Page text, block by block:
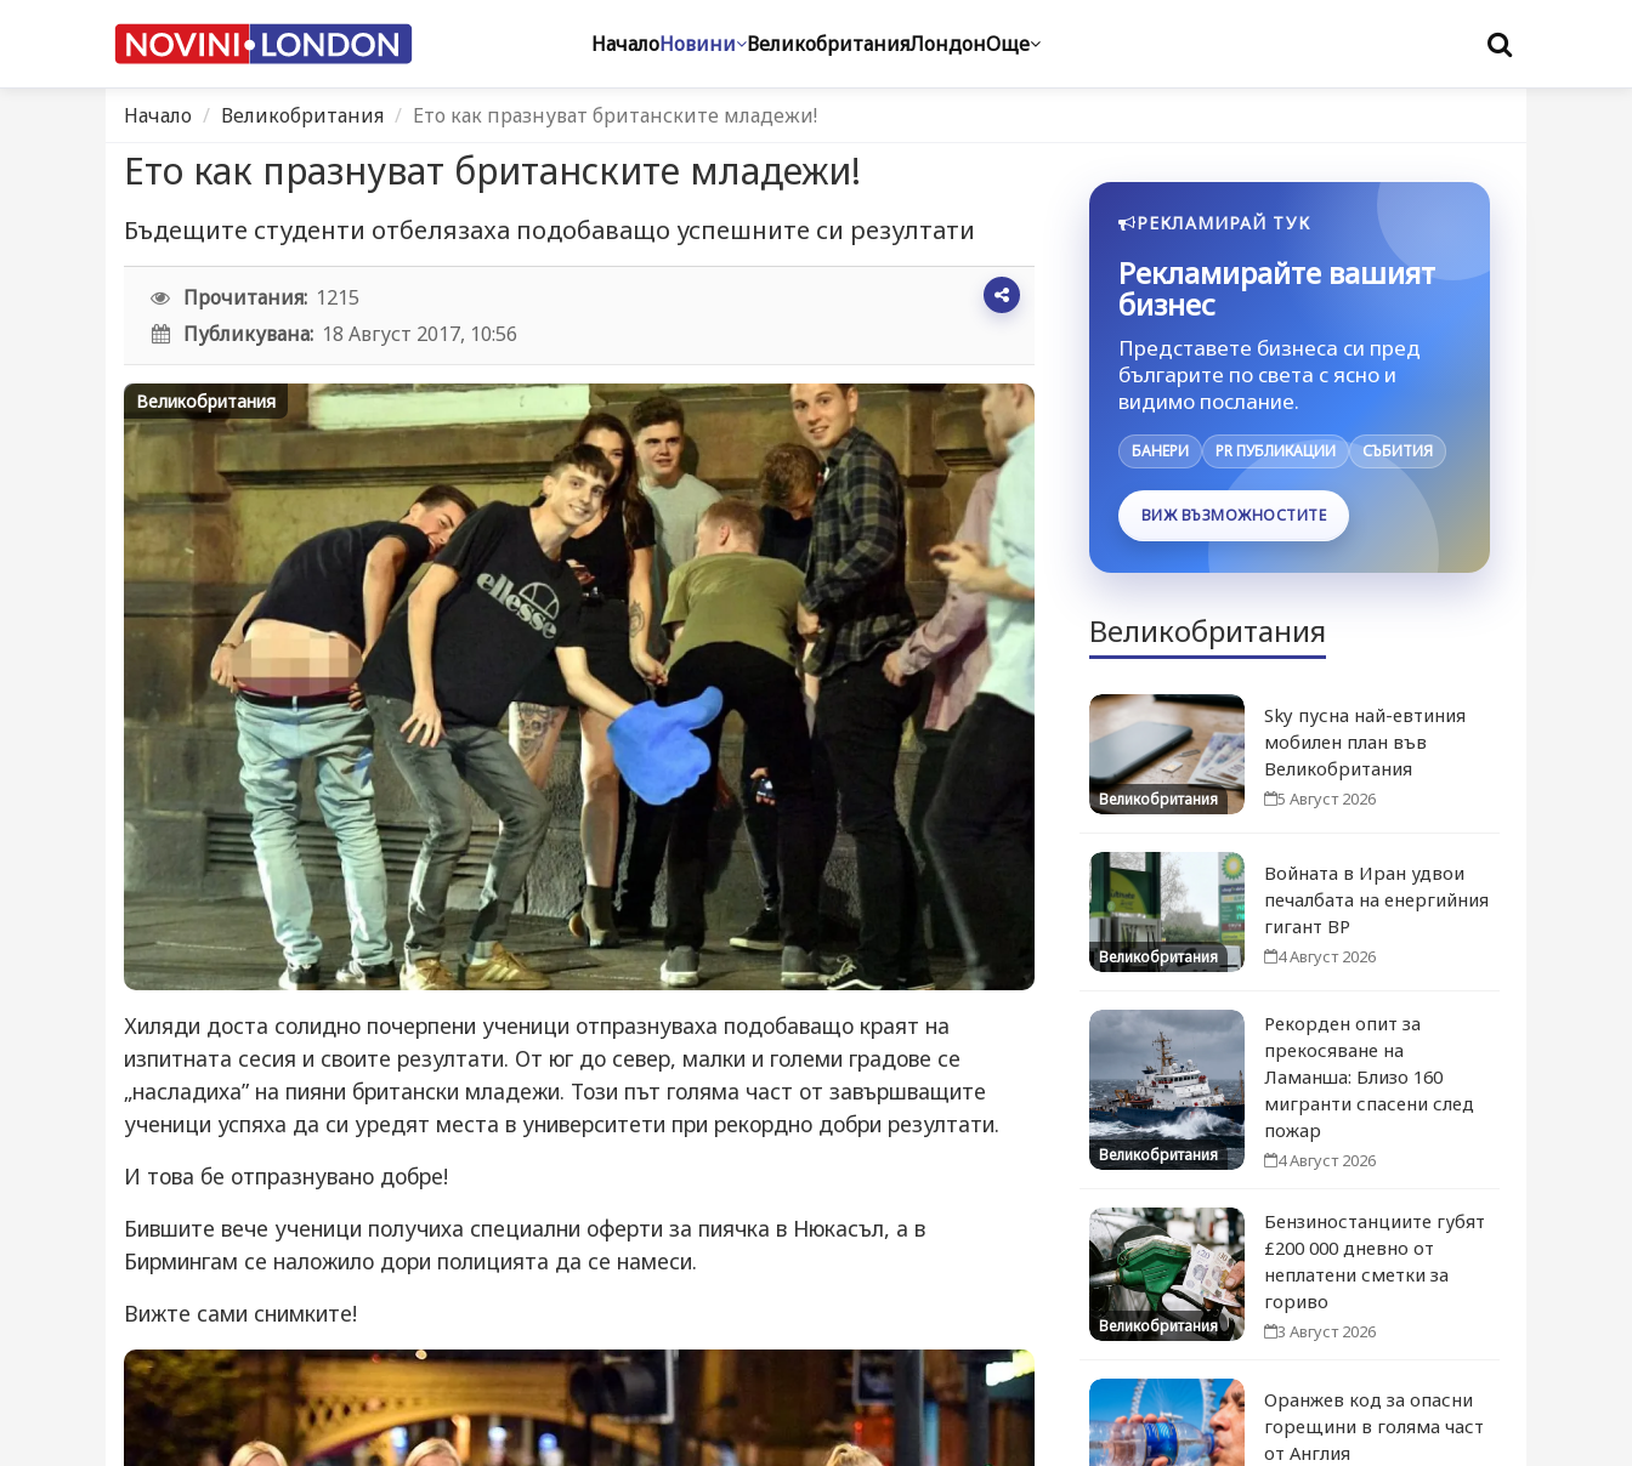
НачалоНовини ВеликобританияЛондонОще
Начало Великобритания Ето как празнуват британските младежи!
Ето как празнуват британските младежи!
Бъдещите студенти отбелязаха подобаващо успешните си резултати
Прочитания: 1215
Публикувана: 18 Август 2017, 10:56
Великобритания
Хиляди доста солидно почерпени ученици отпразнуваха подобаващо краят на
изпитната сесия и своите резултати. От юг до север, малки и големи градове се
„насладиха” на пияни британски младежи. Този път голяма част от завършващите
ученици успяха да си уредят места в университети при рекордно добри резултати.
И това бе отпразнувано добре!
Бившите вече ученици получиха специални оферти за пиячка в Нюкасъл, а в
Бирмингам се наложило дори полицията да се намеси.
Вижте сами снимките!
РЕКЛАМИРАЙ ТУК
Рекламирайте вашият
бизнес
Представете бизнеса си пред
българите по света с ясно и
видимо послание.
БАНЕРИ PR ПУБЛИКАЦИИ СЪБИТИЯ
ВИЖ ВЪЗМОЖНОСТИТЕ
Великобритания
Великобритания
Sky пусна най-евтиния
мобилен план във
Великобритания
5 Август 2026
Великобритания
Войната в Иран удвои
печалбата на енергийния
гигант BP
4 Август 2026
Великобритания
Рекорден опит за
прекосяване на
Ламанша: Близо 160
мигранти спасени след
пожар
4 Август 2026
Великобритания
Бензиностанциите губят
£200 000 дневно от
неплатени сметки за
гориво
3 Август 2026
Оранжев код за опасни
горещини в голяма част
от Англия